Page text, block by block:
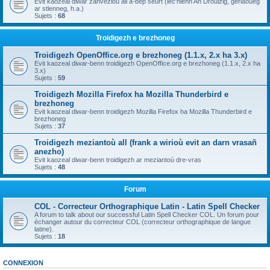
ar stlenneg, h.a.)
Sujets : 68
Troidigezh e brezhoneg
Troidigezh OpenOffice.org e brezhoneg (1.1.x, 2.x ha 3.x)
Evit kaozeal diwar-benn troidigezh OpenOffice.org e brezhoneg (1.1.x, 2.x ha
3.x)
Sujets : 59
Troidigezh Mozilla Firefox ha Mozilla Thunderbird e
brezhoneg
Evit kaozeal diwar-benn troidigezh Mozilla Firefox ha Mozilla Thunderbird e
brezhoneg
Sujets : 37
Troidigezh meziantoù all (frank a wirioù evit an darn vrasañ
anezho)
Evit kaozeal diwar-benn troidigezh ar meziantoù dre-vras
Sujets : 48
Forum
COL - Correcteur Orthographique Latin - Latin Spell Checker
A forum to talk about our successful Latin Spell Checker COL. Un forum pour
échanger autour du correcteur COL (correcteur orthographique de langue
latine).
Sujets : 18
CONNEXION